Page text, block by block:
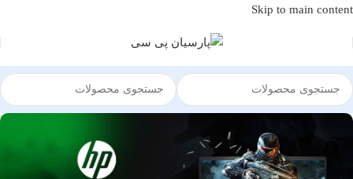
Skip to main content